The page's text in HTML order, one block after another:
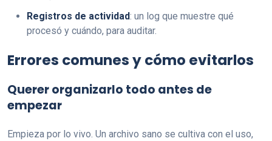
Registros de actividad: un log que muestre qué
procesó y cuándo, para auditar.
Errores comunes y cómo evitarlos
Querer organizarlo todo antes de
empezar
Empieza por lo vivo. Un archivo sano se cultiva con el uso,